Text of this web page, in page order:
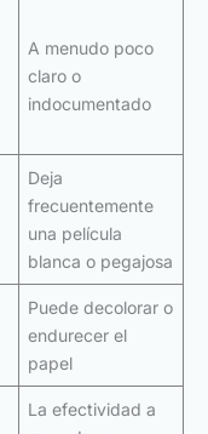
A menudo poco
claro o
indocumentado
Deja
frecuentemente
una película
blanca o pegajosa
Puede decolorar o
endurecer el
papel
La efectividad a